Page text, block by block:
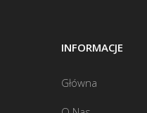
INFORMACJE
Główna